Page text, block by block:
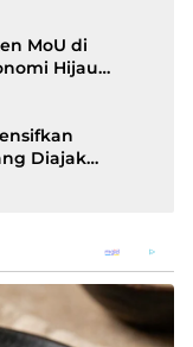
MoU di
Hijau
Karbon
Diajak
Padang